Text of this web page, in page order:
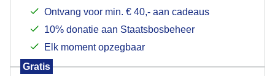
Ontvang voor min. € 40,- aan cadeaus
10% donatie aan Staatsbosbeheer
Elk moment opzegbaar
Gratis
Een moment geduld aub...
Populaire categorieën
Indien je hier nog geen akkoord op hebt gegeven,
verschijnt er zo een pop-up uit je browser waarin
Is goed, toon de popup